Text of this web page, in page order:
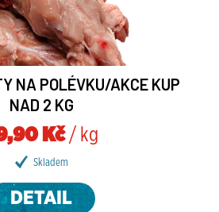
NA POLÉVKU/AKCE KUP
NAD 2 KG
Kč/ kg
Skladem
DETAIL